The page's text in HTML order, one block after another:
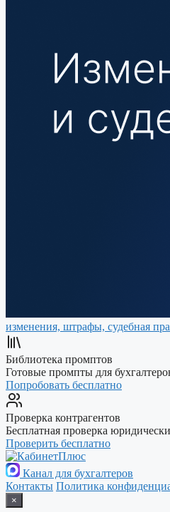
изменения, штрафы, судебная
Библиотека промптов
Готовые промпты для
Попробовать бесплатно
Проверка контрагентов
Бесплатная проверка
Проверить бесплатно
Канал для бухгалтеров
Контакты Политика
×